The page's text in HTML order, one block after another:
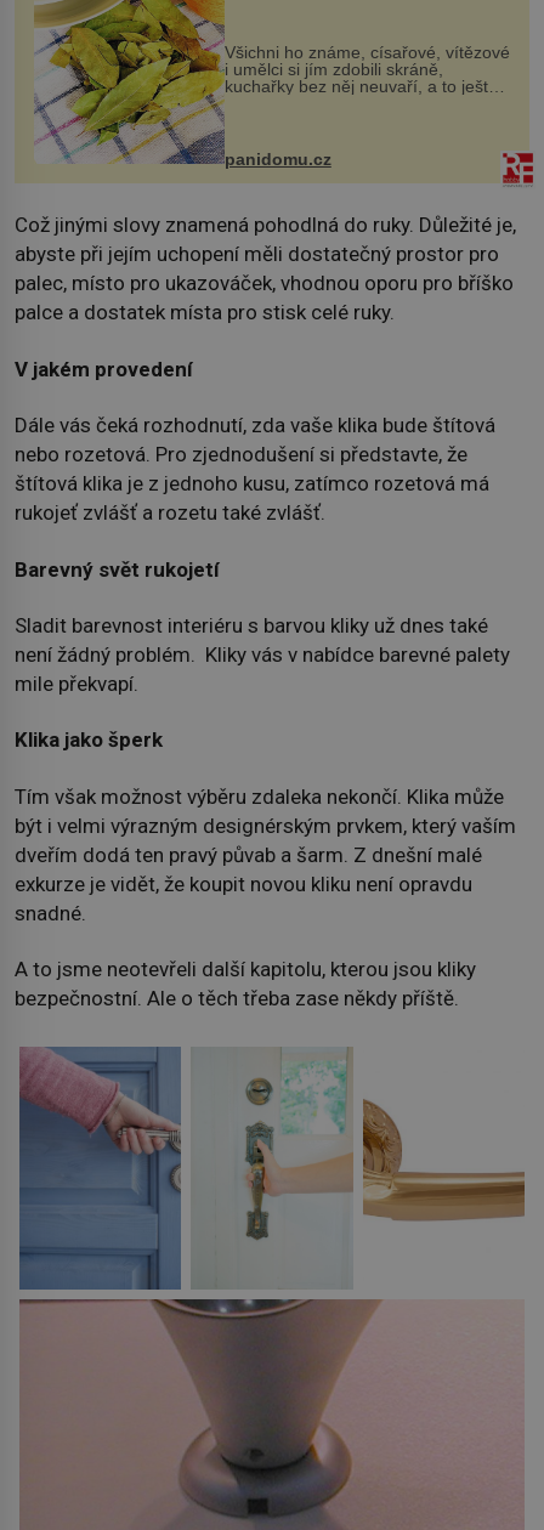
Všichni ho známe, císařové, vítězové
i umělci si jím zdobili skráně,
kuchařky bez něj neuvaří, a to ještě
nevíte, že bobkový list může výrazně
zmírnit některé naše neduhy.
Obsahuje v malém množství ně...
panidomu.cz
Což jinými slovy znamená pohodlná do ruky. Důležité je,
abyste při jejím uchopení měli dostatečný prostor pro
palec, místo pro ukazováček, vhodnou oporu pro bříško
palce a dostatek místa pro stisk celé ruky.
V jakém provedení
Dále vás čeká rozhodnutí, zda vaše klika bude štítová
nebo rozetová. Pro zjednodušení si představte, že
štítová klika je z jednoho kusu, zatímco rozetová má
rukojeť zvlášť a rozetu také zvlášť.
Barevný svět rukojetí
Sladit barevnost interiéru s barvou kliky už dnes také
není žádný problém. Kliky vás v nabídce barevné palety
mile překvapí.
Klika jako šperk
Tím však možnost výběru zdaleka nekončí. Klika může
být i velmi výrazným designérským prvkem, který vaším
dveřím dodá ten pravý půvab a šarm. Z dnešní malé
exkurze je vidět, že koupit novou kliku není opravdu
snadné.
A to jsme neotevřeli další kapitolu, kterou jsou kliky
bezpečnostní. Ale o těch třeba zase někdy příště.